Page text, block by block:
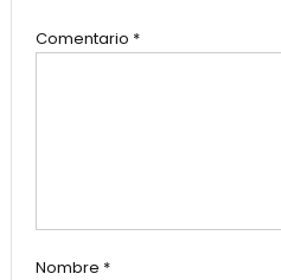
Comentario *
Nombre *